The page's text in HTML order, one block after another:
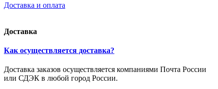
Доставка и оплата
Доставка
Как осуществляется доставка?
Доставка заказов осуществляется компаниями Почта России
или СДЭК в любой город России.